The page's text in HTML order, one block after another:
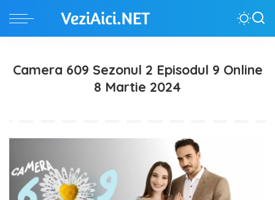
Camera 609 Sezonul 2 Episodul 9 Online
8 Martie 2024